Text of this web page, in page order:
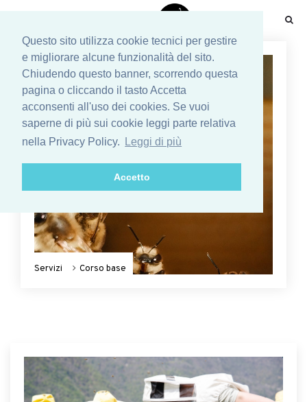
Questo sito utilizza cookie tecnici per gestire
e migliorare alcune funzionalità del sito.
Chiudendo questo banner, scorrendo questa
pagina o cliccando il tasto Accetta
acconsenti all'uso dei cookies. Se vuoi
saperne di più sui cookie leggi parte relativa
nella Privacy Policy.
Leggi di più
Accetto
Servizi Corso base